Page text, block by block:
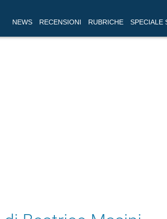
NEWS RECENSIONI RUBRICHE SPECIALE